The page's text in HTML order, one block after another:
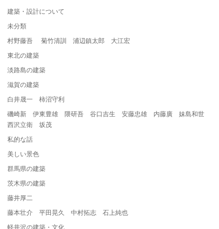
建築・設計について
未分類
村野藤吾 菊竹清訓 浦辺鎮太郎 大江宏
東北の建築
淡路島の建築
滋賀の建築
白井晟一 柿沼守利
磯崎新 伊東豊雄 隈研吾 谷口吉生 安藤忠雄 内藤廣 妹島和世
西沢立衛 坂茂
私的な話
美しい景色
群馬県の建築
茨木県の建築
藤井厚二
藤本壮介 平田晃久 中村拓志 石上純也
軽井沢の建築・文化